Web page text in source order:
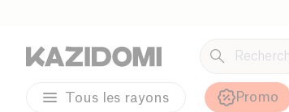
Tous les rayons Promo